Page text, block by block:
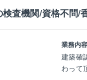
【入社
入社後
専任と
駐、同
価・工
として
むこと
分に活
を創
＜同社
査機関/資格不問/
業務内容
建築確
わって